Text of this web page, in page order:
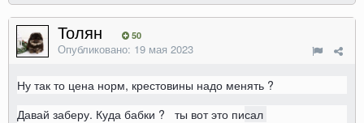
Толян 50
Опубликовано: 19 мая 2023
Ну так то цена норм, крестовины надо менять ?
Давай заберу. Куда бабки ? ты вот это писал